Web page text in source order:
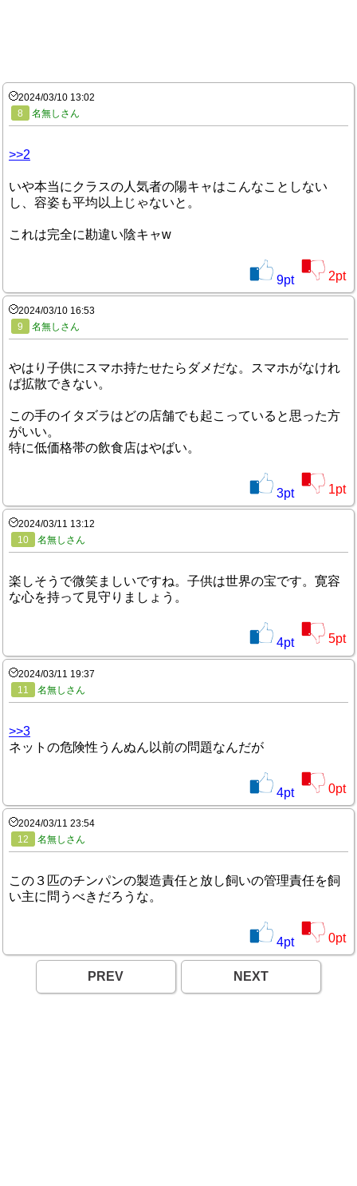
2024/03/10 13:02
8
名無しさん
>>2
いや本当にクラスの人気者の陽キャはこんなことしない
し、容姿も平均以上じゃないと。
これは完全に勘違い陰キャw
9pt 2pt
2024/03/10 16:53
9
名無しさん
やはり子供にスマホ持たせたらダメだな。スマホがなけれ
ば拡散できない。
この手のイタズラはどの店舗でも起こっていると思った方
がいい。
特に低価格帯の飲食店はやばい。
3pt 1pt
2024/03/11 13:12
10
名無しさん
楽しそうで微笑ましいですね。子供は世界の宝です。寛容
な心を持って見守りましょう。
4pt 5pt
2024/03/11 19:37
11
名無しさん
>>3
ネットの危険性うんぬん以前の問題なんだが
4pt 0pt
2024/03/11 23:54
12
名無しさん
この３匹のチンパンの製造責任と放し飼いの管理責任を飼
い主に問うべきだろうな。
4pt 0pt
PREV NEXT